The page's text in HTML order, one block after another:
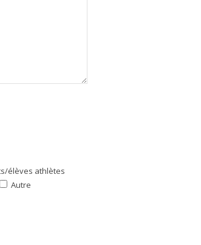
élèves athlètes
Autre